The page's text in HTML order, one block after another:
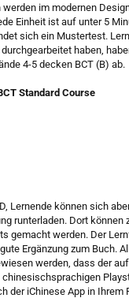
im modernen
Einheit ist auf unter 5
sich ein Mustertest.
haben,
4-5 decken BCT (B) ab.
Standard Course
Lernende können sich
runterladen. Dort können
gemacht werden. Der
Ergänzung zum Buch.
werden, dass der
chinesischsprachigen
der iChinese App in Ihrem